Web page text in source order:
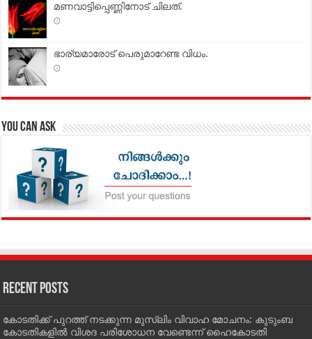
മണവാട്ടിപ്പെണ്ണിനോട് ചിലത്.
ഭാര്യമാരോട് പെരുമാറേണ്ട വിധം.
You can Ask
Recent Posts
കോടതിക്ക് പുറത്ത് നടക്കുന്ന മുസ്‌ലിം വിവാഹ മോചനം: കുടുംബ
കോടതികളില്‍ വിശദ പരിശോധന വേണ്ടെന്ന് ഹൈകോടതി